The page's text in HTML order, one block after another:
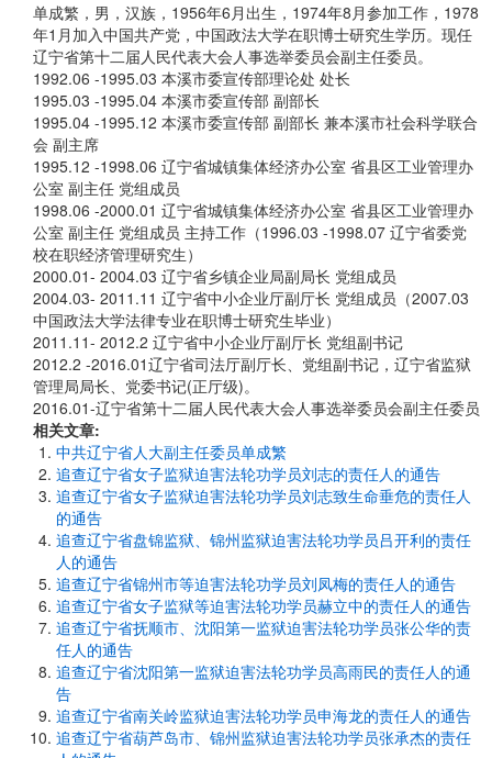
单成繁，男，汉族，1956年6月出生，1974年8月参加工作，1978
年1月加入中国共产党，中国政法大学在职博士研究生学历。现任
辽宁省第十二届人民代表大会人事选举委员会副主任委员。
1992.06 -1995.03 本溪市委宣传部理论处 处长
1995.03 -1995.04 本溪市委宣传部 副部长
1995.04 -1995.12 本溪市委宣传部 副部长 兼本溪市社会科学联合
会 副主席
1995.12 -1998.06 辽宁省城镇集体经济办公室 省县区工业管理办
公室 副主任 党组成员
1998.06 -2000.01 辽宁省城镇集体经济办公室 省县区工业管理办
公室 副主任 党组成员 主持工作（1996.03 -1998.07 辽宁省委党
校在职经济管理研究生）
2000.01- 2004.03 辽宁省乡镇企业局副局长 党组成员
2004.03- 2011.11 辽宁省中小企业厅副厅长 党组成员（2007.03
中国政法大学法律专业在职博士研究生毕业）
2011.11- 2012.2 辽宁省中小企业厅副厅长 党组副书记
2012.2 -2016.01辽宁省司法厅副厅长、党组副书记，辽宁省监狱
管理局局长、党委书记(正厅级)。
2016.01-辽宁省第十二届人民代表大会人事选举委员会副主任委员
相关文章:
中共辽宁省人大副主任委员单成繁
追查辽宁省女子监狱迫害法轮功学员刘志的责任人的通告
追查辽宁省女子监狱迫害法轮功学员刘志致生命垂危的责任人
的通告
追查辽宁省盘锦监狱、锦州监狱迫害法轮功学员吕开利的责任
人的通告
追查辽宁省锦州市等迫害法轮功学员刘凤梅的责任人的通告
追查辽宁省女子监狱等迫害法轮功学员赫立中的责任人的通告
追查辽宁省抚顺市、沈阳第一监狱迫害法轮功学员张公华的责
任人的通告
追查辽宁省沈阳第一监狱迫害法轮功学员高雨民的责任人的通
告
追查辽宁省南关岭监狱迫害法轮功学员申海龙的责任人的通告
追查辽宁省葫芦岛市、锦州监狱迫害法轮功学员张承杰的责任